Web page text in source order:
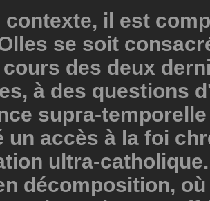
contexte, il est
se soit
des deux
à des questions
supra-
un accès à la foi
ultra-
décomposition,